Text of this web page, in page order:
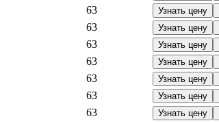
63 Узнать цену
63 Узнать цену
63 Узнать цену
63 Узнать цену
63 Узнать цену
63 Узнать цену
63 Узнать цену